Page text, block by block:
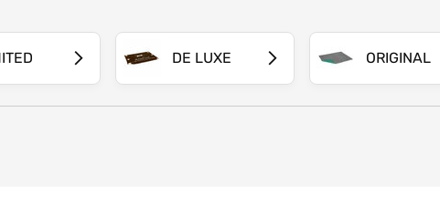
protišmykovou úpravou
plemená lepšie znášajúce chlad, vyznačuje sa
časť je vybavená protišmykovou úpravou
vlasu ako u DE LUXE, tento vetbed ale nemá
práčke na vyššej teplote
DE LUXE ORIGINAL